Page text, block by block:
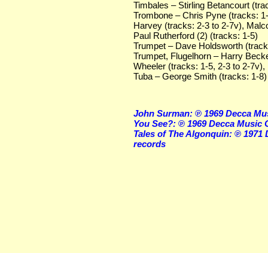
Timbales – Stirling Betancourt
Trombone – Chris Pyne (tracks:
Harvey (tracks: 2-3 to 2-7v),
Paul Rutherford (2) (tracks: 1-5)
Trumpet – Dave Holdsworth
Trumpet, Flugelhorn – Harry
Wheeler (tracks: 1-5, 2-3 to 2-
Tuba – George Smith (tracks: 1-8)
John Surman: ℗ 1969 Decca
You See?: ℗ 1969 Decca Music
Tales of The Algonquin: ℗
records